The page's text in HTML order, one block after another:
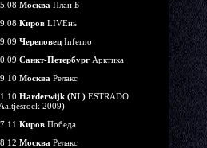
Москва План Б
Киров LIVEнь
Череповец Inferno
Санкт-Петербург Арктика
Москва Релакс
Harderwijk (NL) ESTRADO
2009)
Киров Победа
Москва Релакс